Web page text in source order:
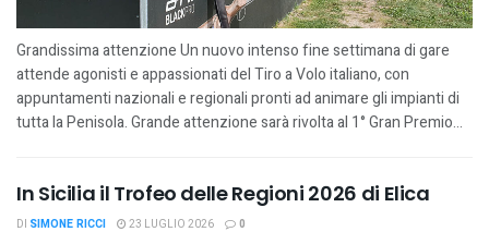
Grandissima attenzione Un nuovo intenso fine settimana di gare
attende agonisti e appassionati del Tiro a Volo italiano, con
appuntamenti nazionali e regionali pronti ad animare gli impianti di
tutta la Penisola. Grande attenzione sarà rivolta al 1° Gran Premio...
In Sicilia il Trofeo delle Regioni 2026 di Elica
DI SIMONE RICCI 23 LUGLIO 2026 0